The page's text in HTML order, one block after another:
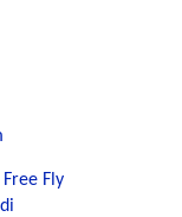
Fly